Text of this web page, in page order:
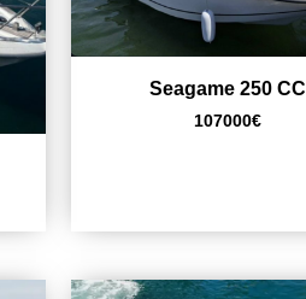
Seagame 250 CC
107000€